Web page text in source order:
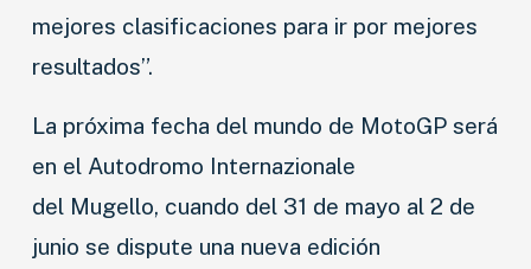
SERVICIOS
RESP. SOCIAL
mejores clasificaciones para ir por mejores
resultados”.
La próxima fecha del mundo de MotoGP será
en el Autodromo Internazionale
del Mugello, cuando del 31 de mayo al 2 de
junio se dispute una nueva edición